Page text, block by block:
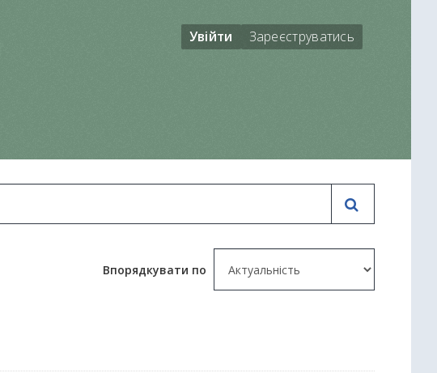
Увійти Зареєструватись
Впорядкувати по